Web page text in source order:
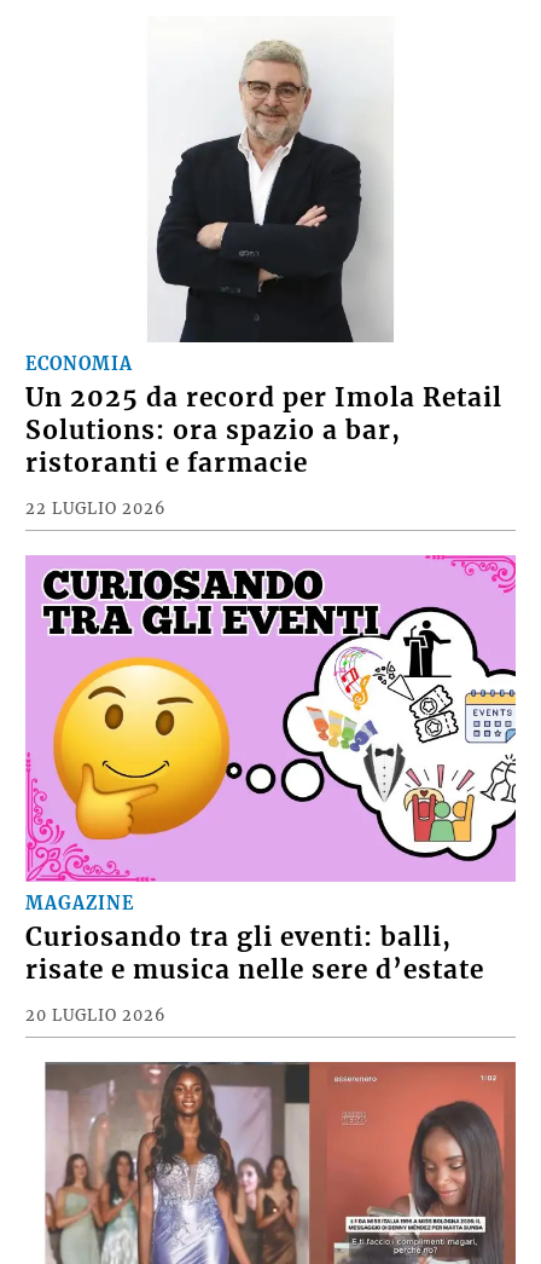
ECONOMIA
Un 2025 da record per Imola Retail
Solutions: ora spazio a bar,
ristoranti e farmacie
22 LUGLIO 2026
MAGAZINE
Curiosando tra gli eventi: balli,
risate e musica nelle sere d’estate
20 LUGLIO 2026